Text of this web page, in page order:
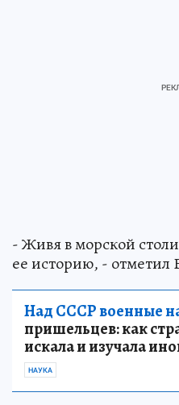
- Живя в морской
ее историю, - отметил
Над СССР военные
пришельцев: как
искала и изучала
НАУКА